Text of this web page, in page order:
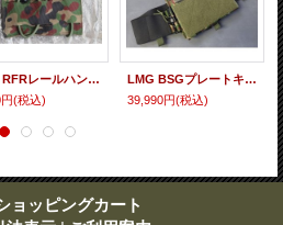
LMG RFRレールハンドガードラップ陸上自衛隊迷彩 新品
(税込)
LMG BSGプレートキャリアmk.2S陸上自衛隊迷彩LARGE新品
39,990円(税込)
ョッピングカート